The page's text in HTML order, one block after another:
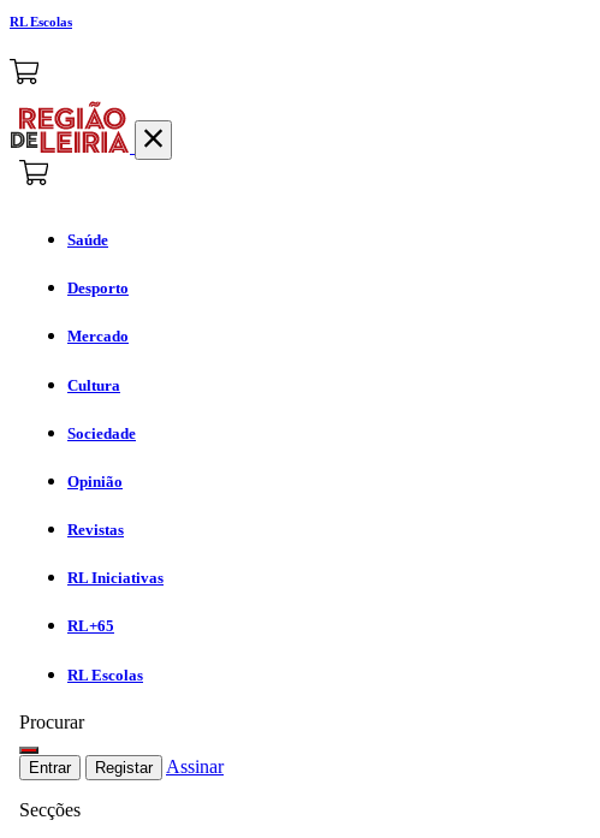
RL Escolas
Saúde
Desporto
Mercado
Cultura
Sociedade
Opinião
Revistas
RL Iniciativas
RL+65
RL Escolas
Procurar
Entrar Registar Assinar
Secções